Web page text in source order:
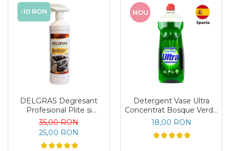
-10 RON
DELGRAS Degresant
Profesional Plite si
Cuptoare 1L
35,00 RON
25,00 RON
NOU
Detergent Vase Ultra
Concentrat Bosque Verde
Spania 1.3L
18,00 RON